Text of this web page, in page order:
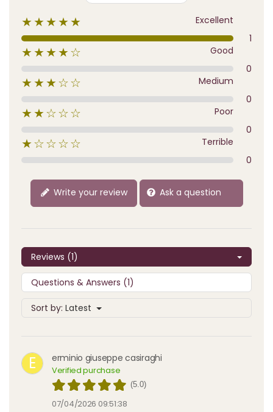
★★★★★
Excellent
1
★★★★☆
Good
0
★★★☆☆
Medium
0
★★☆☆☆
Poor
0
★☆☆☆☆
Terrible
0
Write your review Ask a question
Reviews (1)
Questions & Answers (1)
Sort by: Latest
E erminio giuseppe casiraghi
Verified purchase
(5.0)
07/04/2026 09:51:38